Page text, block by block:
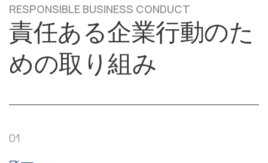
RESPONSIBLE BUSINESS CONDUCT
責任ある企業行動のた
めの取 り組み
01